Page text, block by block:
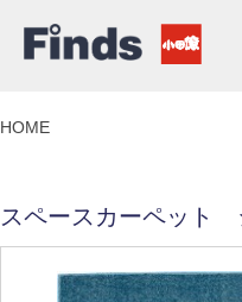
HOME
スペースカーペット